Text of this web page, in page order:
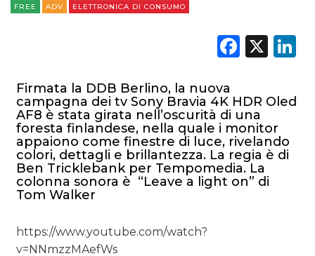
CSR
CINEMA
DIGITALE
EDITORIA
RADIO / AUDIO
FREE ADV ELETTRONICA DI CONSUMO
X
Firmata la DDB Berlino, la nuova
campagna dei tv Sony Bravia 4K HDR Oled
AF8 è stata girata nell’oscurità di una
foresta finlandese, nella quale i monitor
appaiono come finestre di luce, rivelando
colori, dettagli e brillantezza. La regia è di
Ben Tricklebank per Tempomedia. La
colonna sonora è “Leave a light on” di
Tom Walker
https://www.youtube.com/watch?
v=NNmzzMAefWs